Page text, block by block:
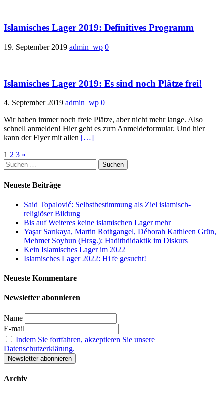
Islamisches Lager 2019: Definitives Programm
19. September 2019 admin_wp 0
Islamisches Lager 2019: Es sind noch Plätze frei!
4. September 2019 admin_wp 0
Wir haben immer noch freie Plätze, aber nicht mehr lange. Also
schnell anmelden! Hier geht es zum Anmeldeformular. Und hier
kann der Flyer mit allen […]
Seitennummerierung
der
Beiträge
1 2 3 »
Suchen
nach:
Neueste Beiträge
Said Topalović: Selbstbestimmung als Ziel islamisch-
religiöser Bildung
Bis auf Weiteres keine islamischen Lager mehr
Yaşar Sarıkaya, Martin Rothgangel, Déborah Kathleen Grün,
Mehmet Soyhun (Hrsg.): Hadithdidaktik im Diskurs
Kein Islamisches Lager im 2022
Islamisches Lager 2022: Hilfe gesucht!
Neueste Kommentare
Newsletter abonnieren
Name
E-mail
Indem Sie fortfahren, akzeptieren Sie unsere
Datenschutzerklärung.
Archiv